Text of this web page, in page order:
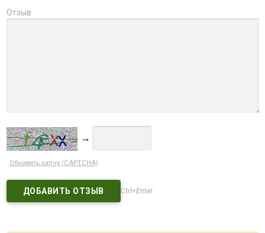
Отзыв
→
Обновить капчу (CAPTCHA)
Ctrl+Enter